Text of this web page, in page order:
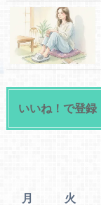
いいね！で登録
月
火